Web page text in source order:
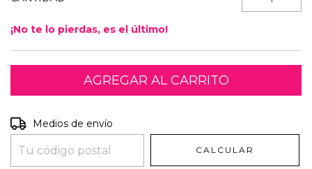
¡No te lo pierdas, es el último!
Entregas para el CP:
Medios de envío
CALCULAR